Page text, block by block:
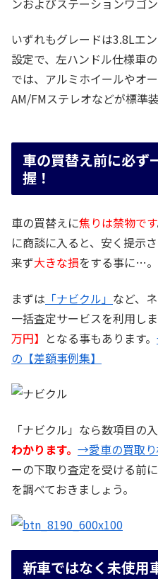
いずれもグレードは3.8Lエ
設定で、左ハンドル仕様車
では、アルミホイールやオ
AM/FMステレオなどが標準
車の買替え前に必ず
握！
車の買替えに焦りは禁物です
に商談に入ると、安く提示
来ず大きな損をする事に…。
まずは 「ナビクル」 など、
一括査定サービスを利用し
万円】 となる事もあります。
の【差額事例集】
「ナビクル」なら数項目の
わかります。 →愛車の買取り
ーの下取り査定を受ける前
を調べておきましょう。
新車ではなく未使用